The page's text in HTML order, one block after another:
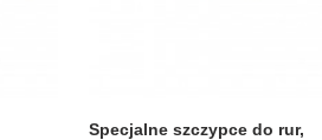
Specjalne szczypce do rur,